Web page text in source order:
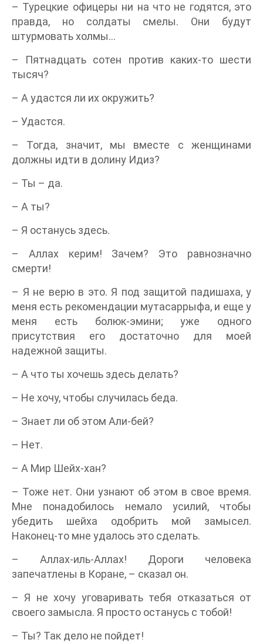
– Турецкие офицеры ни на что не годятся, это
правда, но солдаты смелы. Они будут
штурмовать холмы…
– Пятнадцать сотен против каких-то шести
тысяч?
– А удастся ли их окружить?
– Удастся.
– Тогда, значит, мы вместе с женщинами
должны идти в долину Идиз?
– Ты – да.
– А ты?
– Я останусь здесь.
– Аллах керим! Зачем? Это равнозначно
смерти!
– Я не верю в это. Я под защитой падишаха, у
меня есть рекомендации мутасаррыфа, и еще у
меня есть болюк-эмини; уже одного
присутствия его достаточно для моей
надежной защиты.
– А что ты хочешь здесь делать?
– Не хочу, чтобы случилась беда.
– Знает ли об этом Али-бей?
– Нет.
– А Мир Шейх-хан?
– Тоже нет. Они узнают об этом в свое время.
Мне понадобилось немало усилий, чтобы
убедить шейха одобрить мой замысел.
Наконец-то мне удалось это сделать.
– Аллах-иль-Аллах! Дороги человека
запечатлены в Коране, – сказал он.
– Я не хочу уговаривать тебя отказаться от
своего замысла. Я просто останусь с тобой!
– Ты? Так дело не пойдет!